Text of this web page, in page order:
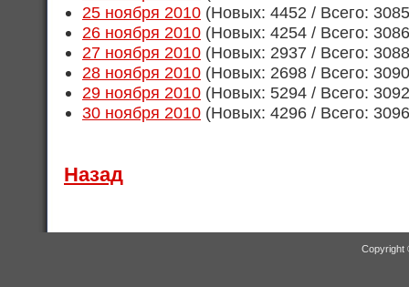
25 ноября 2010 (Новых: 4452 / Всего:
26 ноября 2010 (Новых: 4254 / Всего:
27 ноября 2010 (Новых: 2937 / Всего:
28 ноября 2010 (Новых: 2698 / Всего:
29 ноября 2010 (Новых: 5294 / Всего:
30 ноября 2010 (Новых: 4296 / Всего:
Назад
Copyright